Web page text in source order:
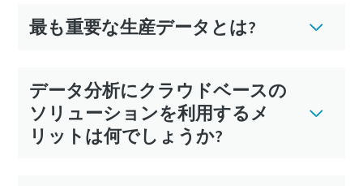
最も重要な生産データとは?
データ分析にクラウドベースの
ソリューションを利用するメ
リットは何でしょうか?